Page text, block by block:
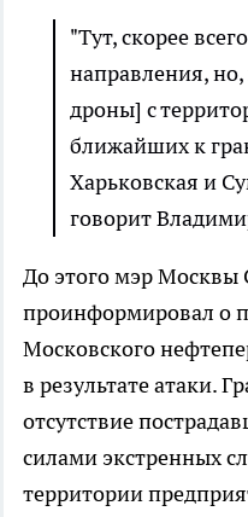
"Тут, скорее
направления,
дроны] с
ближайших к
Харьковская и
говорит
До этого мэр Москвы
проинформировал о
Московского
в результате атаки.
отсутствие
силами экстренных
территории